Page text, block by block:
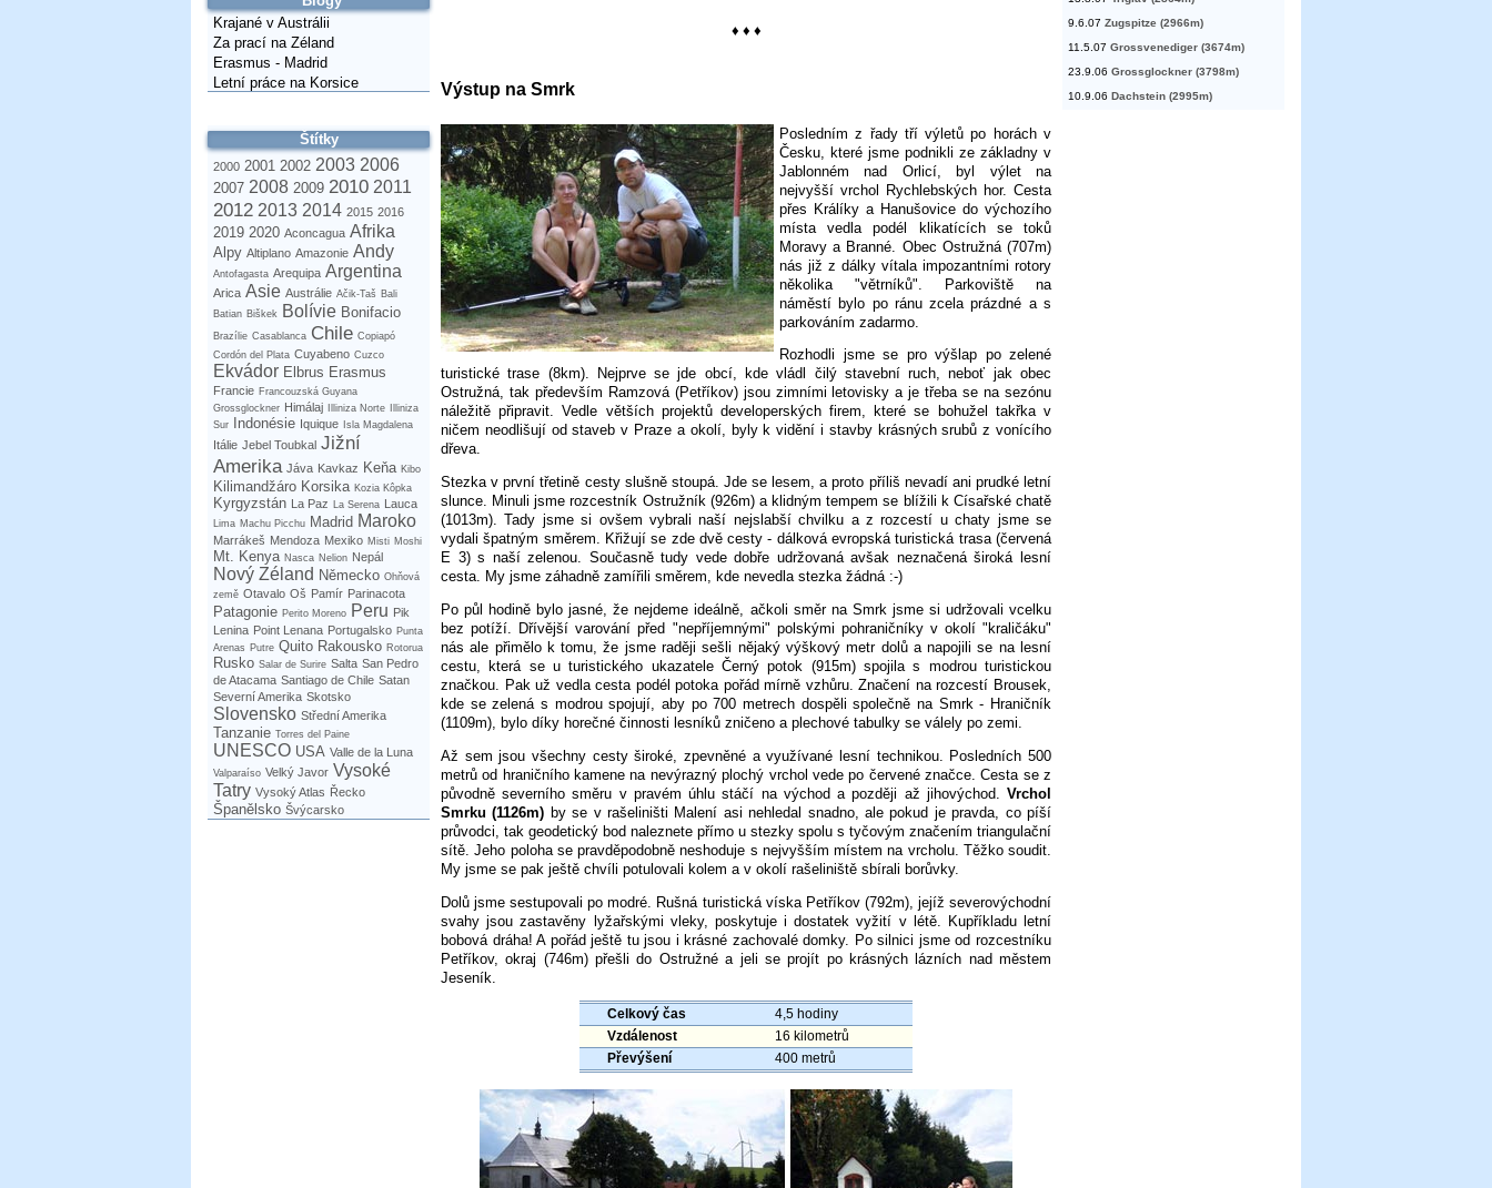
Krajané v Austrálii
Za prací na Zéland
Erasmus - Madrid
Letní práce na Korsice
Štítky
2000 2001 2002 2003 2006
2007 2008 2009 2010 2011
2012 2013 2014 2015 2016
2019 2020 Aconcagua Afrika
Alpy Altiplano Amazonie Andy
Antofagasta Arequipa Argentina
Arica Asie Austrálie Ačik-Taš Bali
Batian Biškek Bolívie Bonifacio
Brazílie Casablanca Chile Copiapó
Cordón del Plata Cuyabeno Cuzco
Ekvádor Elbrus Erasmus
Francie Francouzská Guyana
Grossglockner Himálaj Illiniza Norte
Illiniza
Sur
Indonésie Iquique Isla Magdalena
Itálie Jebel Toubkal Jižní
Amerika Jáva Kavkaz Keňa Kibo
Kilimandžáro Korsika Kozia Kôpka
Kyrgyzstán La Paz La Serena Lauca
Lima Machu Picchu Madrid Maroko
Marrákeš Mendoza Mexiko Misti Moshi
Mt. Kenya Nasca Nelion Nepál
Nový Zéland Německo Ohňová
země Otavalo Oš Pamír Parinacota
Patagonie Perito Moreno Peru Pik
Lenina Point Lenana Portugalsko Punta
Arenas Putre Quito Rakousko Rotorua
Rusko Salar de Surire Salta San Pedro
de Atacama Santiago de Chile Satan
Severní Amerika Skotsko
Slovensko Střední Amerika
Tanzanie Torres del Paine
UNESCO USA Valle de la Luna
Valparaíso Velký Javor Vysoké
Tatry Vysoký Atlas Řecko
Španělsko Švýcarsko
♦ ♦ ♦
Výstup na Smrk
Posledním z řady tří výletů po horách v
Česku, které jsme podnikli ze základny v
Jablonném nad Orlicí, byl výlet na
nejvyšší vrchol Rychlebských hor. Cesta
přes Králíky a Hanušovice do výchozího
místa vedla podél klikatících se toků
Moravy a Branné. Obec Ostružná (707m)
nás již z dálky vítala impozantními rotory
několika "větrníků". Parkoviště na
náměstí bylo po ránu zcela prázdné a s
parkováním zadarmo.
Rozhodli jsme se pro výšlap po zelené
turistické trase (8km). Nejprve se jde obcí, kde vládl čilý stavební ruch, neboť jak obec
Ostružná, tak především Ramzová (Petříkov) jsou zimními letovisky a je třeba se na sezónu
náležitě připravit. Vedle větších projektů developerských firem, které se bohužel takřka v
ničem neodlišují od staveb v Praze a okolí, byly k vidění i stavby krásných srubů z vonícího
dřeva.
Stezka v první třetině cesty slušně stoupá. Jde se lesem, a proto příliš nevadí ani prudké letní
slunce. Minuli jsme rozcestník Ostružník (926m) a klidným tempem se blížili k Císařské chatě
(1013m). Tady jsme si ovšem vybrali naší nejslabší chvilku a z rozcestí u chaty jsme se
vydali špatným směrem. Křižují se zde dvě cesty - dálková evropská turistická trasa (červená
E 3) s naší zelenou. Současně tudy vede dobře udržovaná avšak neznačená široká lesní
cesta. My jsme záhadně zamířili směrem, kde nevedla stezka žádná :-)
Po půl hodině bylo jasné, že nejdeme ideálně, ačkoli směr na Smrk jsme si udržovali vcelku
bez potíží. Dřívější varování před "nepříjemnými" polskými pohraničníky v okolí "kraličáku"
nás ale přimělo k tomu, že jsme raději sešli nějaký výškový metr dolů a napojili se na lesní
cestu, která se u turistického ukazatele Černý potok (915m) spojila s modrou turistickou
značkou. Pak už vedla cesta podél potoka pořád mírně vzhůru. Značení na rozcestí Brousek,
kde se zelená s modrou spojují, aby po 700 metrech dospěli společně na Smrk - Hraničník
(1109m), bylo díky horečné činnosti lesníků zničeno a plechové tabulky se válely po zemi.
Až sem jsou všechny cesty široké, zpevněné a využívané lesní technikou. Posledních 500
metrů od hraničního kamene na nevýrazný plochý vrchol vede po červené značce. Cesta se z
původně severního směru v pravém úhlu stáčí na východ a později až jihovýchod. Vrchol
Smrku (1126m) by se v rašeliništi Malení asi nehledal snadno, ale pokud je pravda, co píší
průvodci, tak geodetický bod naleznete přímo u stezky spolu s tyčovým značením triangulační
sítě. Jeho poloha se pravděpodobně neshoduje s nejvyšším místem na vrcholu. Těžko soudit.
My jsme se pak ještě chvíli potulovali kolem a v okolí rašeliniště sbírali borůvky.
Dolů jsme sestupovali po modré. Rušná turistická víska Petříkov (792m), jejíž severovýchodní
svahy jsou zastavěny lyžařskými vleky, poskytuje i dostatek vyžití v létě. Kupříkladu letní
bobová dráha! A pořád ještě tu jsou i krásné zachovalé domky. Po silnici jsme od rozcestníku
Petříkov, okraj (746m) přešli do Ostružné a jeli se projít po krásných lázních nad městem
Jeseník.
Celkový čas
4,5 hodiny
Vzdálenost
16 kilometrů
Převýšení
400 metrů
9.6.07 Zugspitze (2966m)
11.5.07 Grossvenediger (3674m)
23.9.06 Grossglockner (3798m)
10.9.06 Dachstein (2995m)